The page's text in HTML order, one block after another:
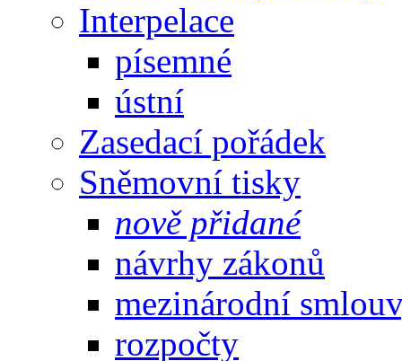
Interpelace
písemné
ústní
Zasedací pořádek
Sněmovní tisky
nově přidané
návrhy zákonů
mezinárodní
rozpočty